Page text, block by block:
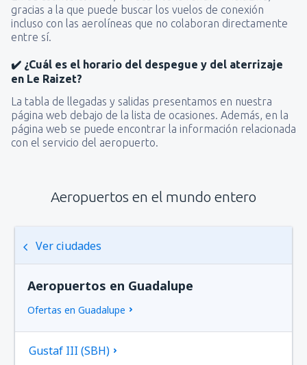
gracias a la que puede buscar los vuelos de conexión
incluso con las aerolíneas que no colaboran directamente
entre sí.
✔️ ¿Cuál es el horario del despegue y del aterrizaje
en Le Raizet?
La tabla de llegadas y salidas presentamos en nuestra
página web debajo de la lista de ocasiones. Además, en la
página web se puede encontrar la información relacionada
con el servicio del aeropuerto.
Aeropuertos en el mundo entero
Ver ciudades
Aeropuertos en Guadalupe
Ofertas en Guadalupe
Gustaf III (SBH)